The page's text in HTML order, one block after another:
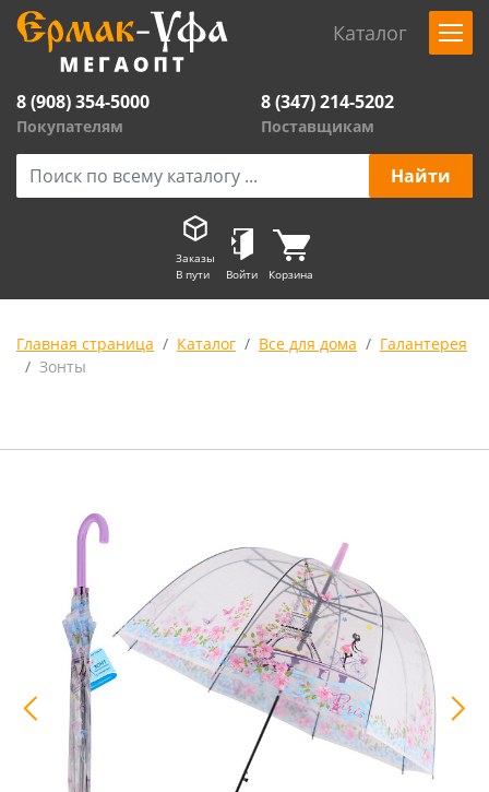
Каталог
8 (908) 354-5000
Покупателям
8 (347) 214-5202
Поставщикам
Заказы
В пути
Войти Корзина
Главная страница Каталог Все для дома
Галантерея
Зонты